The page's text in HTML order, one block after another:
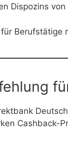
Dispozins von
Berufstätige
Cashback-